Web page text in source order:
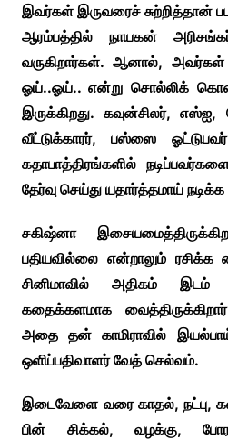
இவர்கள் இருவரைச் சுற்றித்தான்
ஆரம்பத்தில் நாயகன்
வருகிறார்கள். ஆனால்,
ஓய்..ஓய்.. என்று சொல்லிக்
இருக்கிறது. கவுன்சிலர்,
வீட்டுக்காரர், பஸ்ஸை
கதாபாத்திரங்களில்
தேர்வு செய்து யதார்த்தமாய்
சகிஷ்னா
பதியவில்லை என்றாலும் ரசிக்க
சினிமாவில் அதிகம் இடம்
கதைக்களமாக
அதை தன் காமிராவில் இயல்பாய்
ஒளிப்பதிவாளர் வேத் செல்வம்.
இடைவேளை வரை காதல், நட்பு,
பின் சிக்கல், வழக்கு,